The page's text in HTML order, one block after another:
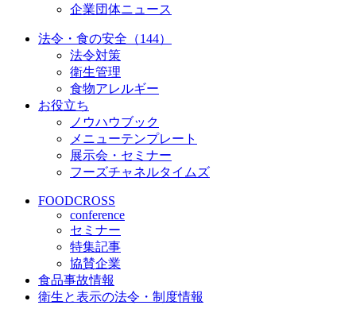
企業団体ニュース
法令・食の安全（144）
法令対策
衛生管理
食物アレルギー
お役立ち
ノウハウブック
メニューテンプレート
展示会・セミナー
フーズチャネルタイムズ
FOODCROSS
conference
セミナー
特集記事
協賛企業
食品事故情報
衛生と表示の法令・制度情報